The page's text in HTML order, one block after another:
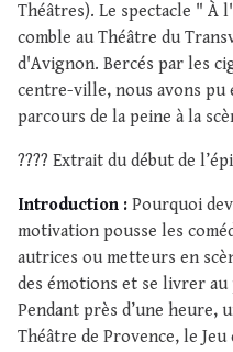
Théâtres). Le spectacle " À
comble au Théâtre du
d'Avignon. Bercés par les
centre-ville, nous avons pu
parcours de la peine à la
????️ Extrait du début de
Introduction : Pourquoi
motivation pousse les
autrices ou metteurs en
des émotions et se livrer au
Pendant près d’une heure,
Théâtre de Provence, le Jeu